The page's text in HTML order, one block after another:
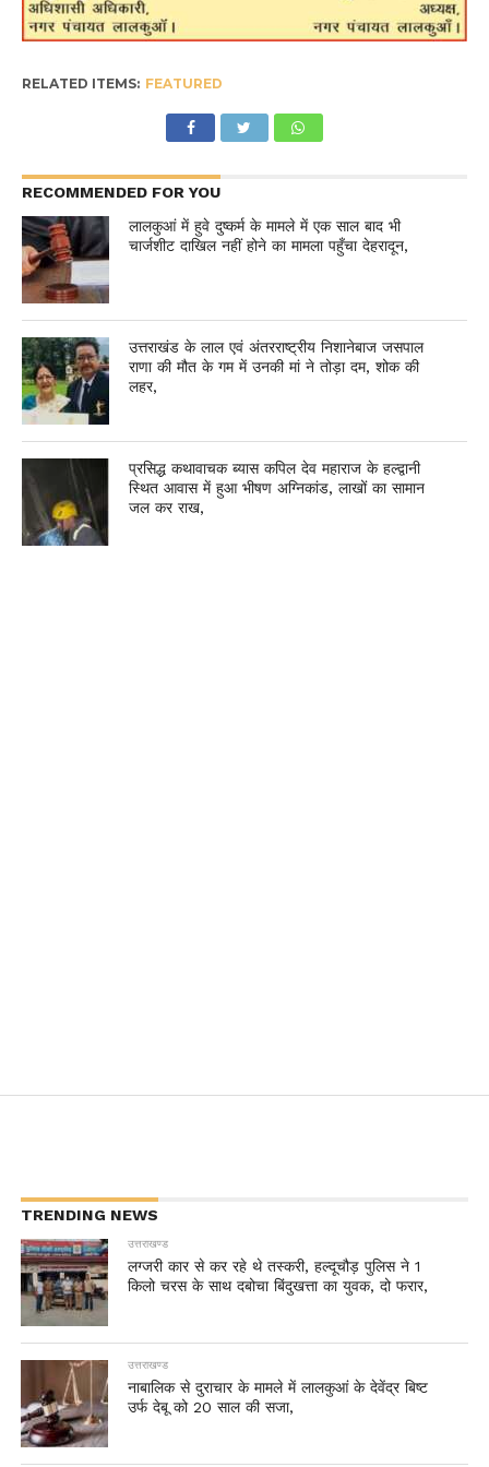
RELATED ITEMS: FEATURED
RECOMMENDED FOR YOU
लालकुआं में हुवे दुष्कर्म के मामले में एक साल बाद भी
चार्जशीट दाखिल नहीं होने का मामला पहुँचा देहरादून,
उत्तराखंड के लाल एवं अंतरराष्ट्रीय निशानेबाज जसपाल
राणा की मौत के गम में उनकी मां ने तोड़ा दम, शोक की
लहर,
प्रसिद्ध कथावाचक ब्यास कपिल देव महाराज के हल्द्वानी
स्थित आवास में हुआ भीषण अग्निकांड, लाखों का सामान
जल कर राख,
TRENDING NEWS
उत्तराखण्ड
लग्जरी कार से कर रहे थे तस्करी, हल्दूचौड़ पुलिस ने 1
किलो चरस के साथ दबोचा बिंदुखत्ता का युवक, दो फरार,
उत्तराखण्ड
नाबालिक से दुराचार के मामले में लालकुआं के देवेंद्र बिष्ट
उर्फ देबू को 20 साल की सजा,